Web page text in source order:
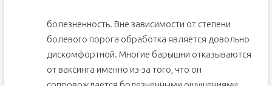
болезненность. Вне зависимости от степени
болевого порога обработка является довольно
дискомфортной. Многие барышни отказываются
от ваксинга именно из-за того, что он